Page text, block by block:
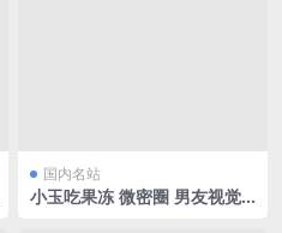
国内名站
小玉吃果冻 微密圈 男友视觉